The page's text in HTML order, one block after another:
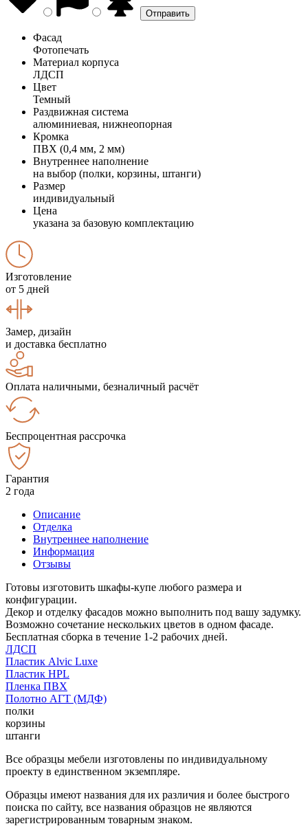
Фасад
Фотопечать
Материал корпуса
ЛДСП
Цвет
Темный
Раздвижная система
алюминиевая, нижнеопорная
Кромка
ПВХ (0,4 мм, 2 мм)
Внутреннее наполнение
на выбор (полки, корзины, штанги)
Размер
индивидуальный
Цена
указана за базовую комплектацию
Изготовление
от 5 дней
Замер, дизайн
и доставка бесплатно
Оплата наличными, безналичный расчёт
Беспроцентная рассрочка
Гарантия
2 года
Описание
Отделка
Внутреннее наполнение
Информация
Отзывы
Готовы изготовить шкафы-купе любого размера и
конфигурации.
Декор и отделку фасадов можно выполнить под вашу задумку.
Возможно сочетание нескольких цветов в одном фасаде.
Бесплатная сборка в течение 1-2 рабочих дней.
ЛДСП
Пластик Alvic Luxe
Пластик HPL
Пленка ПВХ
Полотно АГТ (МДФ)
полки
корзины
штанги
Все образцы мебели изготовлены по индивидуальному
проекту в единственном экземпляре.
Образцы имеют названия для их различия и более быстрого
поиска по сайту, все названия образцов не являются
зарегистрированным товарным знаком.